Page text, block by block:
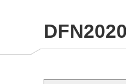
マイクロ
ファウン
車載機器
産業機器
マイクロ
電子デバ
マイクロ
マイクロ
企業理念
会社概要